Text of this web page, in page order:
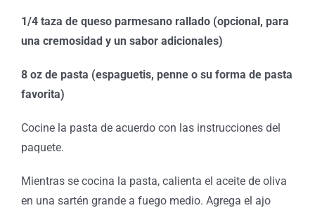
1/4 taza de queso parmesano rallado (opcional, para
una cremosidad y un sabor adicionales)
8 oz de pasta (espaguetis, penne o su forma de pasta
favorita)
Cocine la pasta de acuerdo con las instrucciones del
paquete.
Mientras se cocina la pasta, calienta el aceite de oliva
en una sartén grande a fuego medio. Agrega el ajo